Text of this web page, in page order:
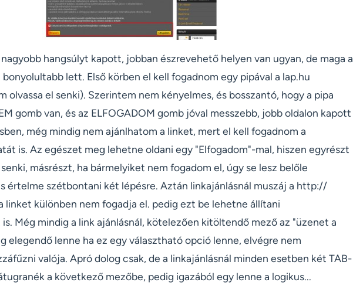
hangsúlyt kapott, jobban észrevehető helyen van ugyan, de maga a
lett. Első körben el kell fogadnom egy pipával a lap.hu
olvassa el senki). Szerintem nem kényelmes, és bosszantó, hogy a pipa
gomb van, és az ELFOGADOM gomb jóval messzebb, jobb oldalon kapott
még mindig nem ajánlhatom a linket, mert el kell fogadnom a
is. Az egészet meg lehetne oldani egy "Elfogadom"-mal, hiszen egyrészt
másrészt, ha bármelyiket nem fogadom el, úgy se lesz belőle
értelme szétbontani két lépésre. Aztán linkajánlásnál muszáj a http://
linket különben nem fogadja el. pedig ezt be lehetne állítani
Még mindig a link ajánlásnál, kötelezően kitöltendő mező az "üzenet a
elegendő lenne ha ez egy választható opció lenne, elvégre nem
valója. Apró dolog csak, de a linkajánlásnál minden esetben két TAB-
a következő mezőbe, pedig igazából egy lenne a logikus...